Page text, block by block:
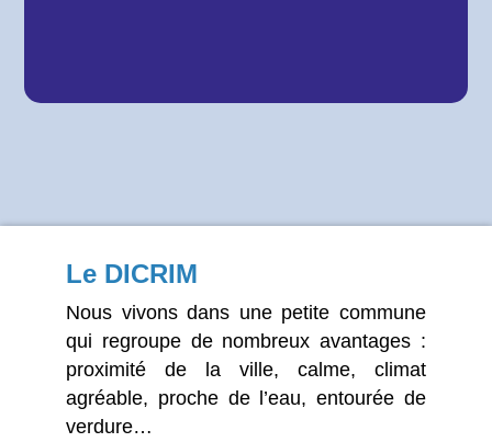
Le DICRIM
Nous vivons dans une petite commune
qui regroupe de nombreux avantages :
proximité de la ville, calme, climat
agréable, proche de l’eau, entourée de
verdure…